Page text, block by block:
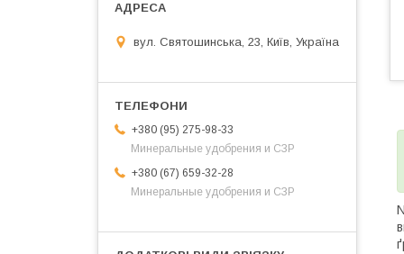
вул. Святошинська, 23, Київ, Україна
+380 (95) 275-98-33
Минеральные удобрения и СЗР
+380 (67) 659-32-28
Минеральные удобрения и СЗР